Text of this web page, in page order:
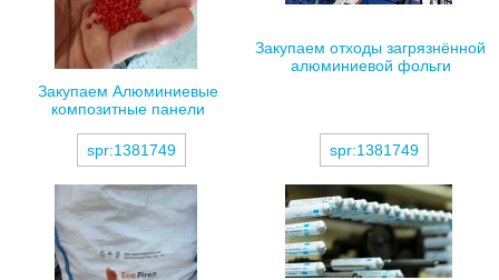
Закупаем Алюминиевые
композитные панели
spr:1381749
Закупаем отходы загрязнённой
алюминиевой фольги
spr:1381749